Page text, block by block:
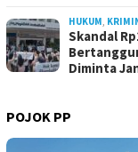
HUKUM,
Skandal
Diminta
POJOK PP